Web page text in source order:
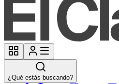
¿Qué estás buscando?